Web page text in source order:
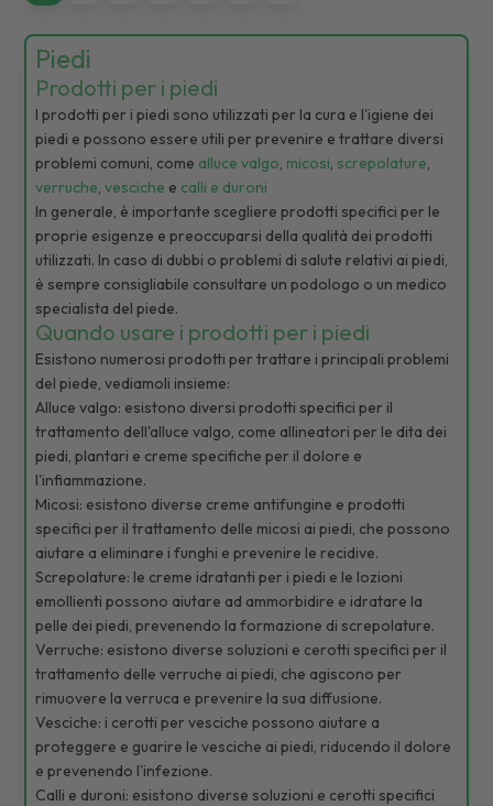
Piedi
Prodotti per i piedi
I prodotti per i piedi sono utilizzati per la cura e l'igiene dei
piedi e possono essere utili per prevenire e trattare diversi
problemi comuni, come alluce valgo, micosi, screpolature,
verruche,vesciche e calli e duroni
In generale, è importante scegliere prodotti specifici per le
proprie esigenze e preoccuparsi della qualità dei prodotti
utilizzati. In caso di dubbi o problemi di salute relativi ai piedi,
è sempre consigliabile consultare un podologo o un medico
specialista del piede.
Quando usare i prodotti per i piedi
Esistono numerosi prodotti per trattare i principali problemi
del piede, vediamoli insieme:
Alluce valgo: esistono diversi prodotti specifici per il
trattamento dell'alluce valgo, come allineatori per le dita dei
piedi, plantari e creme specifiche per il dolore e
l'infiammazione.
Micosi: esistono diverse creme antifungine e prodotti
specifici per il trattamento delle micosi ai piedi, che possono
aiutare a eliminare i funghi e prevenire le recidive.
Screpolature: le creme idratanti per i piedi e le lozioni
emollienti possono aiutare ad ammorbidire e idratare la
pelle dei piedi, prevenendo la formazione di screpolature.
Verruche: esistono diverse soluzioni e cerotti specifici per il
trattamento delle verruche ai piedi, che agiscono per
rimuovere la verruca e prevenire la sua diffusione.
Vesciche: i cerotti per vesciche possono aiutare a
proteggere e guarire le vesciche ai piedi, riducendo il dolore
e prevenendo l'infezione.
Calli e duroni: esistono diverse soluzioni e cerotti specifici